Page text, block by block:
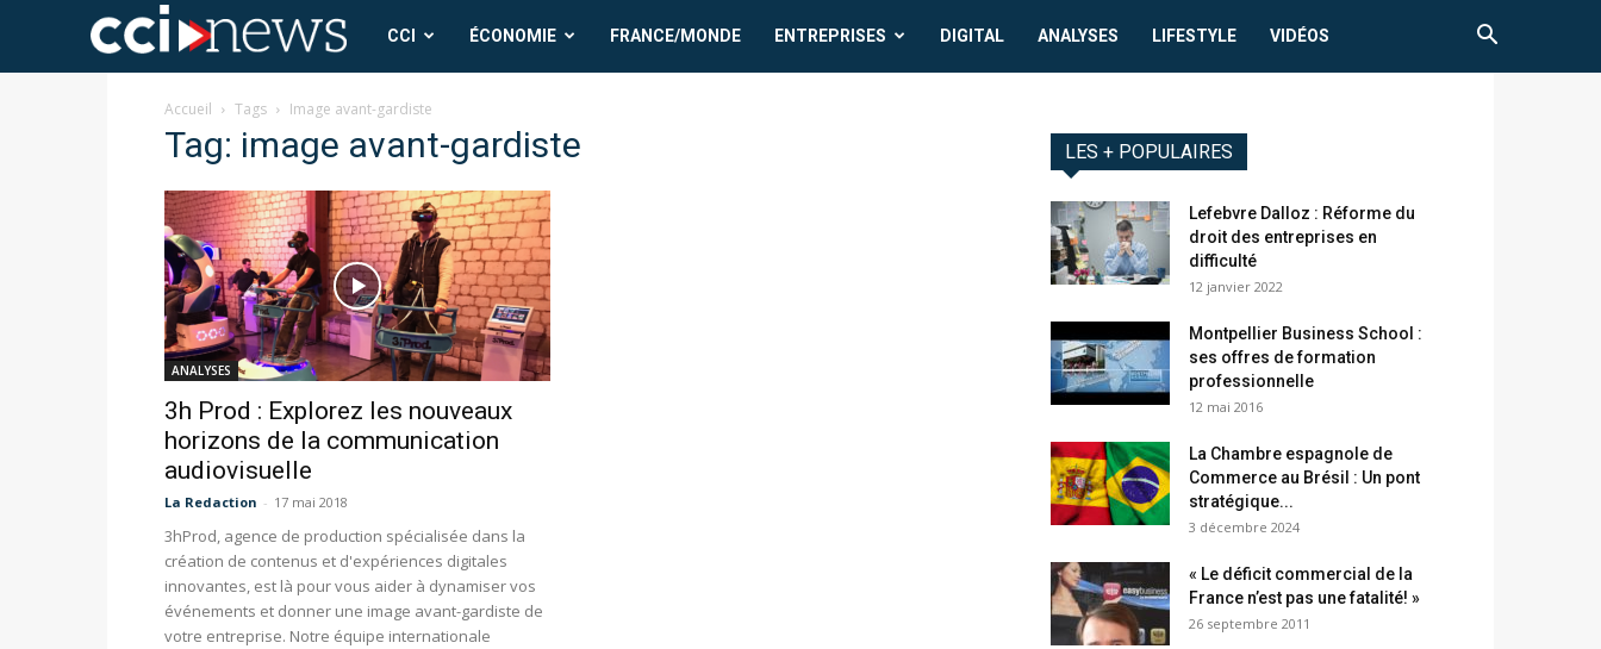
CCI
News
CCI ÉCONOMIE FRANCE/MONDE ENTREPRISES DIGITAL ANALYSES LIFESTYLE VIDÉOS
Accueil Tags Image avant-gardiste
Tag: image avant-gardiste
ANALYSES
3h Prod : Explorez les nouveaux
horizons de la communication
audiovisuelle
La Redaction - 17 mai 2018
3hProd, agence de production spécialisée dans la
création de contenus et d'expériences digitales
innovantes, est là pour vous aider à dynamiser vos
événements et donner une image avant-gardiste de
votre entreprise. Notre équipe internationale
LES + POPULAIRES
Lefebvre Dalloz : Réforme du
droit des entreprises en
difficulté
12 janvier 2022
Montpellier Business School :
ses offres de formation
professionnelle
12 mai 2016
La Chambre espagnole de
Commerce au Brésil : Un pont
stratégique...
3 décembre 2024
« Le déficit commercial de la
France n’est pas une fatalité! »
26 septembre 2011